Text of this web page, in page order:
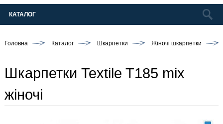
КАТАЛОГ
Головна Каталог Шкарпетки Жіночі шкарпетки
Шкарпетки Textile T185 mix
жіночі